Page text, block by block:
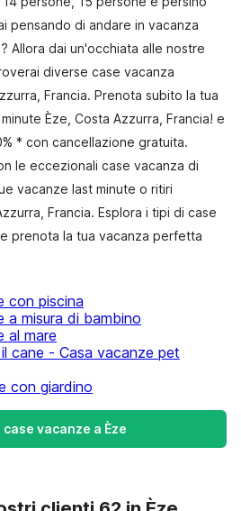
pensando di andare in vacanza
Allora dai un'occhiata alle nostre
diverse case vacanza
Francia. Prenota subito la tua
Èze, Costa Azzurra, Francia! e
* con cancellazione gratuita.
le eccezionali case vacanza di
vacanze last minute o ritiri
Francia. Esplora i tipi di case
prenota la tua vacanza perfetta
con piscina
a misura di bambino
al mare
cane - Casa vacanze pet
con giardino
case vacanze a Èze